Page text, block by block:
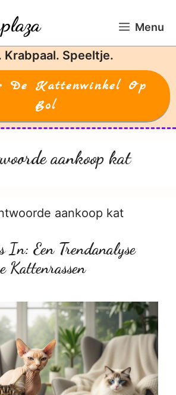
Menu
Krabpaal. Speeltje.
De Kattenwinkel Op
Bol
aankoop kat
aankoop kat
In: Een Trendanalyse
Kattenrassen